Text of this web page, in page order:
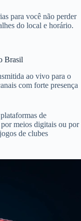
para você não perder
do local e horário.
Brasil
ao vivo para o
com forte presença
de
meios digitais ou por
de clubes